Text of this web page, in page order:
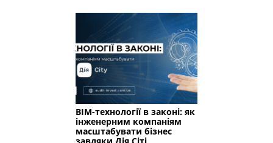
BIM-технології в законі: як
інженерним компаніям
масштабувати бізнес
завдяки Дія Сіті